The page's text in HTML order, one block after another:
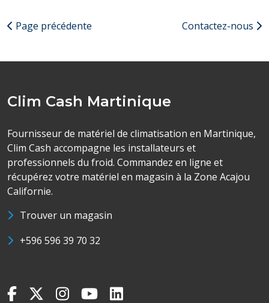
Page précédente Contactez-nous
Clim Cash Martinique
Fournisseur de matériel de climatisation en Martinique,
Clim Cash accompagne les installateurs et
professionnels du froid. Commandez en ligne et
récupérez votre matériel en magasin à la Zone Acajou
Californie.
Trouver un magasin
+596 596 39 70 32